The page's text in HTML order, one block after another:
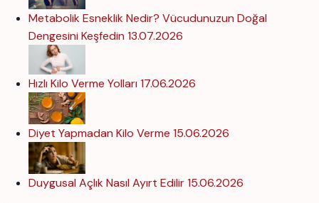
Metabolik Esneklik Nedir? Vücudunuzun Doğal
Dengesini Keşfedin 13.07.2026
Hızlı Kilo Verme Yolları 17.06.2026
Diyet Yapmadan Kilo Verme 15.06.2026
Duygusal Açlık Nasıl Ayırt Edilir15.06.2026